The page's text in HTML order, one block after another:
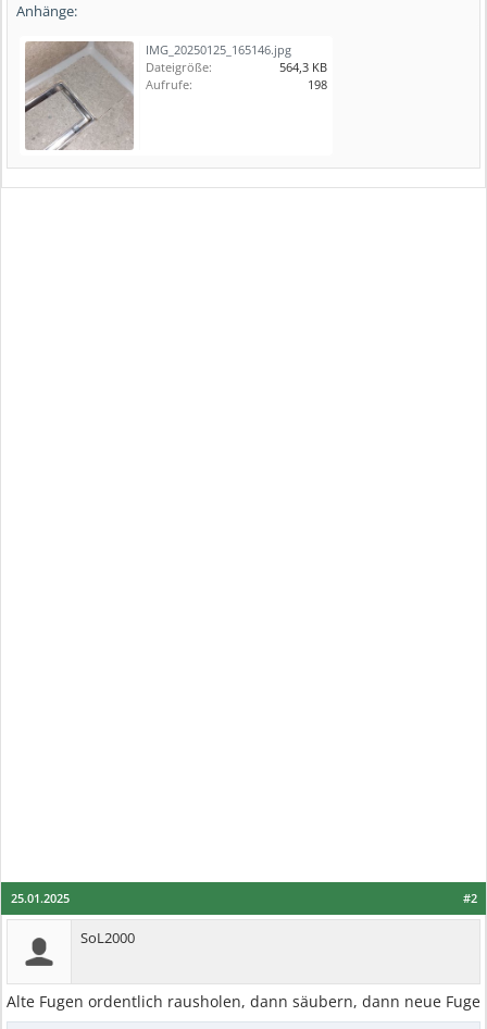
Anhänge:
IMG_20250125_165146.jpg
Dateigröße:
564,3 KB
Aufrufe:
198
#2
25.01.2025
SoL2000
Alte Fugen ordentlich rausholen, dann säubern, dann neue Fuge